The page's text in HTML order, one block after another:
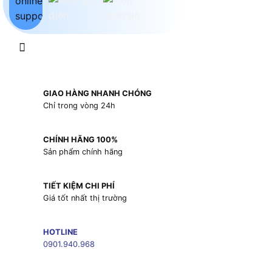
GIAO HÀNG NHANH CHÓNG
Chỉ trong vòng 24h
CHÍNH HÃNG 100%
Sản phẩm chính hãng
TIẾT KIỆM CHI PHÍ
Giá tốt nhất thị trường
HOTLINE
0901.940.968